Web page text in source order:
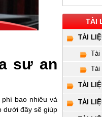
sư an
bao nhiêu và
dưới đây sẽ giúp
TÀI
TÀI
Tài
Tài
TÀI
TÀI